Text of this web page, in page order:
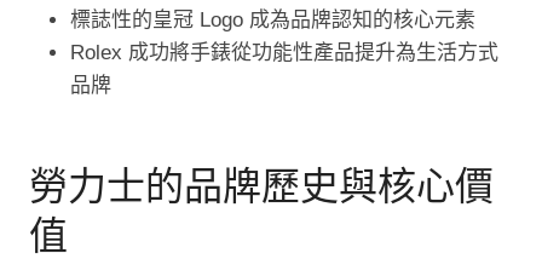
標誌性的皇冠 Logo 成為品牌認知的核心元素
Rolex 成功將手錶從功能性產品提升為生活方式
品牌
勞力士的品牌歷史與核心價
值